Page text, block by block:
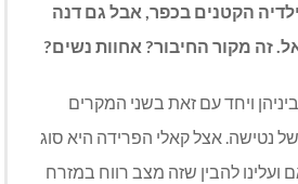
הקטנים בכפר, אבל גם דנה
זה מקור החיבור? אחוות נשים?
ויחד עם זאת בשני המקרים
נטישה. אצל קאלי הפרידה היא סוג
ועלינו להבין שזה מצב רווח במזרח